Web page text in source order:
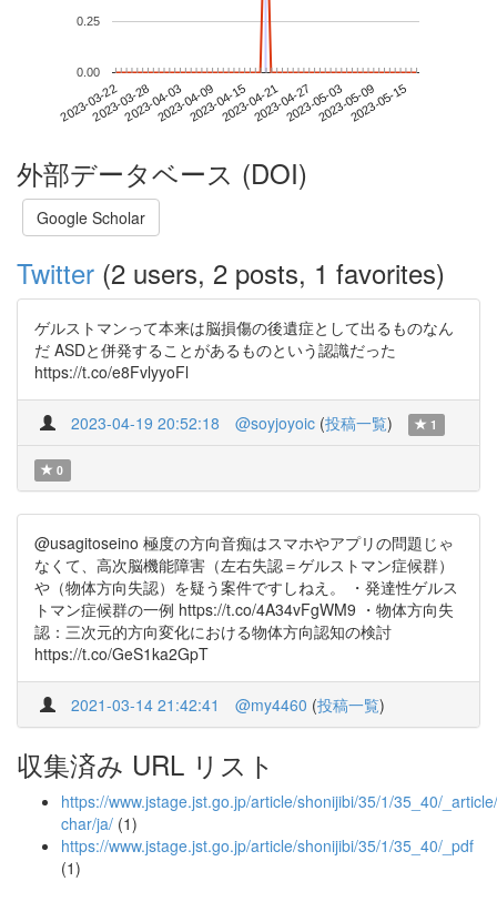
2023-03-222023-03-282023-04-032023-04-092023-04-152023-04-212023-04-272023-05-032023-05-092023-05-15
0.00
0.25
外部データベース (DOI)
Google Scholar
Twitter (2 users, 2 posts, 1 favorites)
ゲルストマンって本来は脳損傷の後遺症として出るものなん
だ ASDと併発することがあるものという認識だった
https://t.co/e8FvlyyoFl
2023-04-19 20:52:18 @soyjoyoic (投稿一覧) 1
0
@usagitoseino 極度の方向音痴はスマホやアプリの問題じゃ
なくて、高次脳機能障害（左右失認＝ゲルストマン症候群）
や（物体方向失認）を疑う案件ですしねえ。 ・発達性ゲルス
トマン症候群の一例 https://t.co/4A34vFgWM9 ・物体方向失
認：三次元的方向変化における物体方向認知の検討
https://t.co/GeS1ka2GpT
2021-03-14 21:42:41 @my4460 (投稿一覧)
収集済み URL リスト
https://www.jstage.jst.go.jp/article/shonijibi/35/1/35_40/
char/ja/ (1)
https://www.jstage.jst.go.jp/article/shonijibi/35/1/35_40/_pdf
(1)